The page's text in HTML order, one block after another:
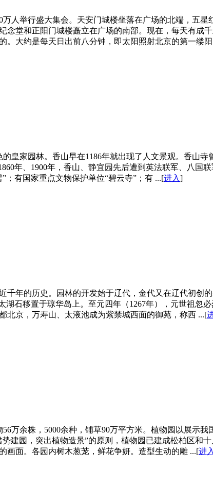
人举行盛大集会。天安门城楼坐落在广场的北端，五
堂和正阳门城楼矗立在广场的南部。现在，每天有成
。大约是每天日出前八分钟，即太阳照射北京的第一缕
皇家园林。香山早在1186年就出现了人文景观。香山
年、1900年，香山、静宜园先后遭到英法联军、八国
；有国家重点文物保护单位“碧云寺”；有 ...[进入]
年的历史。园林的开发始于辽代，金代又在辽代初创
石移置于琼华岛上。至元四年（1267年），元世祖忽
北京，万寿山、太液池成为紫禁城西面的御苑，称西 ...[
万余株，5000余种，铺草90万平方米。植物园以展示我
建园，突出植物造景”的原则，植物园已建成松柏区和
画面。各园内树木葱茏，鲜花争妍。造型生动的雕 ...[进入